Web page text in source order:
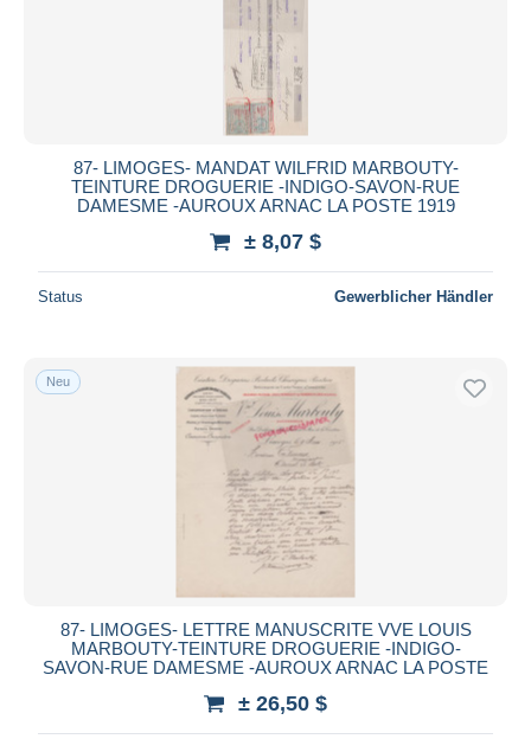
87- LIMOGES- MANDAT WILFRID MARBOUTY-
TEINTURE DROGUERIE -INDIGO-SAVON-RUE
DAMESME -AUROUX ARNAC LA POSTE 1919
± 8,07 $
Status Gewerblicher Händler
Neu
87- LIMOGES- LETTRE MANUSCRITE VVE LOUIS
MARBOUTY-TEINTURE DROGUERIE -INDIGO-
SAVON-RUE DAMESME -AUROUX ARNAC LA POSTE
± 26,50 $